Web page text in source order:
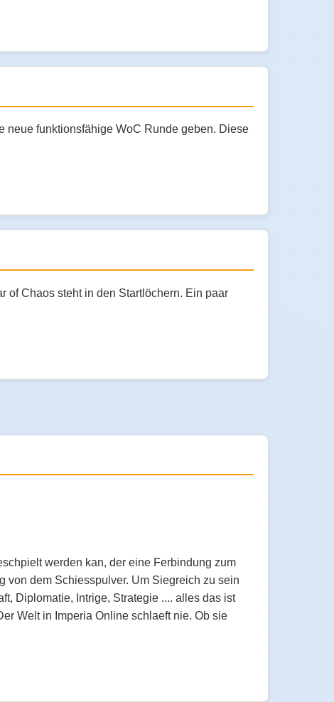
neue funktionsfähige WoC Runde geben. Diese
of Chaos steht in den Startlöchern. Ein paar
werden kan, der eine Ferbindung zum
von dem Schiesspulver. Um Siegreich zu sein
Diplomatie, Intrige, Strategie .... alles das ist
Welt in Imperia Online schlaeft nie. Ob sie